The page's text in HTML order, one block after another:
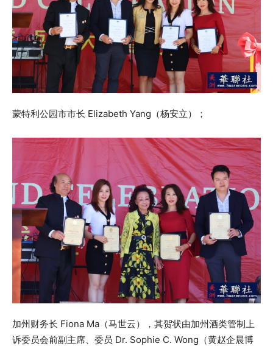
蒙特利公园市市长 Elizabeth Yang（杨安立）；
加州财务长 Fiona Ma（马世云），其贺状由加州酒类管制上
诉委员会前副主席、委员 Dr. Sophie C. Wong（黄赵企晨博